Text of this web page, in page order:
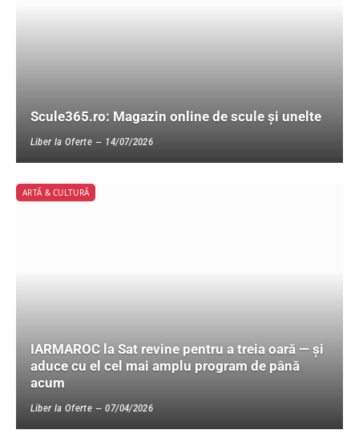
Scule365.ro: Magazin online de scule și unelte
Liber la Oferte 14/07/2026
ARTĂ & CULTURĂ
IARMAROC la Sat revine pentru a treia oară — și
aduce cu el cel mai amplu program de până
acum
Liber la Oferte 07/04/2026